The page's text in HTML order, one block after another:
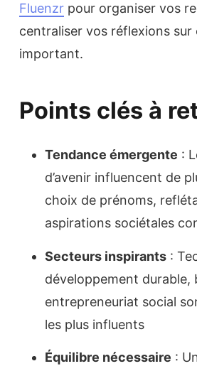
Fluenzr pour organiser vos
centraliser vos réflexions sur
important.
Points clés à
Tendance émergente :
d’avenir influencent de
choix de prénoms,
aspirations sociétales
Secteurs inspirants :
développement durable,
entrepreneuriat social
les plus influents
Équilibre nécessaire :